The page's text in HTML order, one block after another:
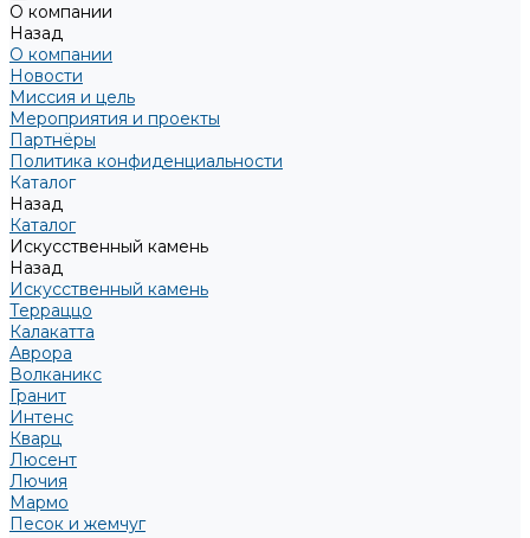
О компании
Назад
О компании
Новости
Миссия и цель
Мероприятия и проекты
Партнёры
Политика конфиденциальности
Каталог
Назад
Каталог
Искусственный камень
Назад
Искусственный камень
Терраццо
Калакатта
Аврора
Волканикс
Гранит
Интенс
Кварц
Люсент
Лючия
Мармо
Песок и жемчуг